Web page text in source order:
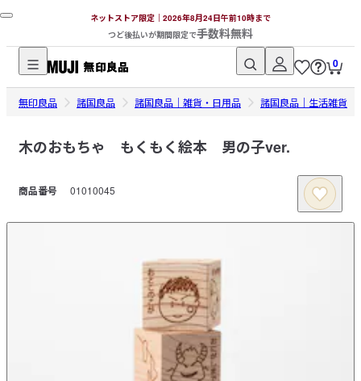
ネットストア限定｜2026年8月24日午前10時まで
つど後払いが期間限定で手数料無料
無
印
品
ッ
ス
0
無印良品 諸国良品 諸国良品｜雑貨・日用品 諸国良品｜生活雑貨
木のおもちゃ もくもく絵本 男の子ver.
商品番号 01010045